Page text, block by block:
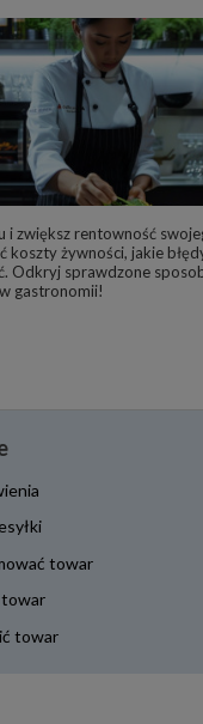
i zwiększ rentowność
koszty żywności, jakie
Odkryj sprawdzone
gastronomii!
towar
towar
towar